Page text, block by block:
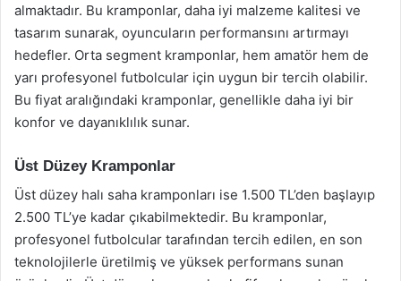
almaktadır. Bu kramponlar, daha iyi malzeme kalitesi ve
tasarım sunarak, oyuncuların performansını artırmayı
hedefler. Orta segment kramponlar, hem amatör hem de
yarı profesyonel futbolcular için uygun bir tercih olabilir.
Bu fiyat aralığındaki kramponlar, genellikle daha iyi bir
konfor ve dayanıklılık sunar.
Üst Düzey Kramponlar
Üst düzey halı saha kramponları ise 1.500 TL’den başlayıp
2.500 TL’ye kadar çıkabilmektedir. Bu kramponlar,
profesyonel futbolcular tarafından tercih edilen, en son
teknolojilerle üretilmiş ve yüksek performans sunan